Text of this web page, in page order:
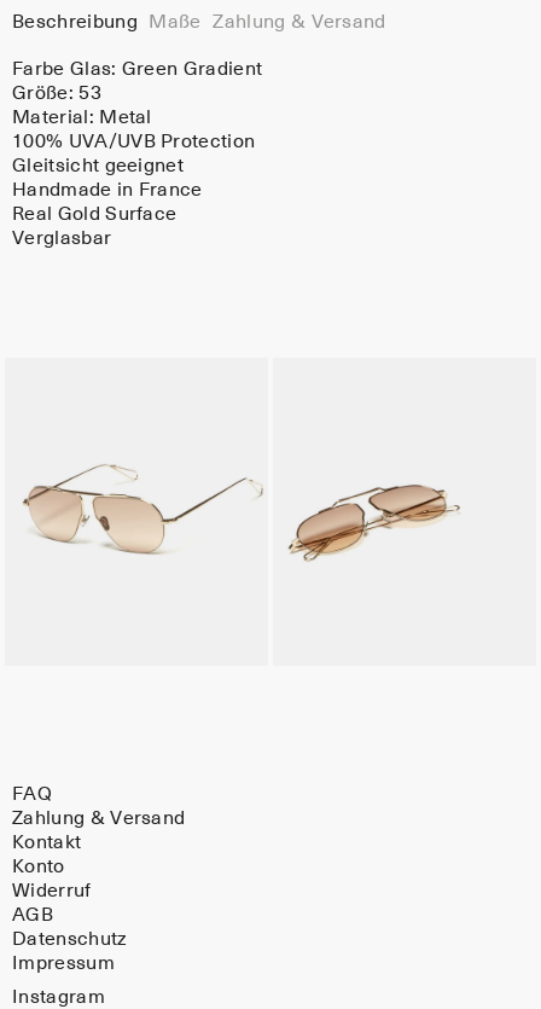
Beschreibung Maße Zahlung & Versand
Farbe Glas: Green Gradient
Größe: 53
Material: Metal
100% UVA/UVB Protection
Gleitsicht geeignet
Handmade in France
Real Gold Surface
Verglasbar
FAQ
Zahlung & Versand
Kontakt
Konto
Widerruf
AGB
Datenschutz
Impressum
Instagram